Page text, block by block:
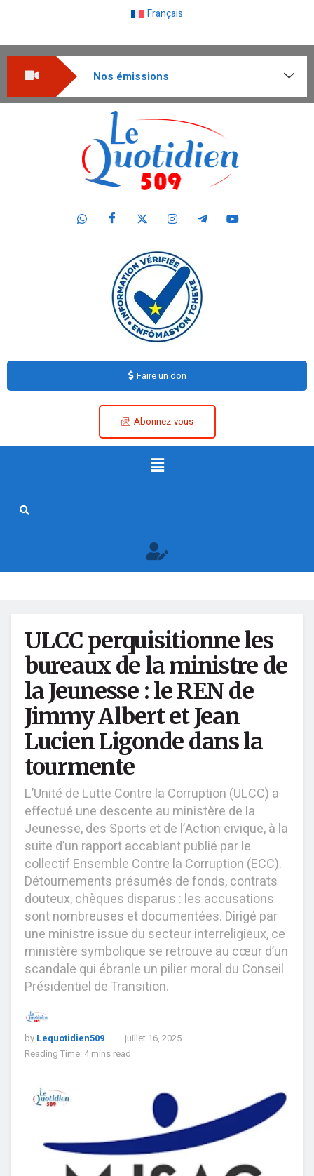
Français
Nos émissions
Faire un don
Abonnez-vous
ULCC perquisitionne les
bureaux de la ministre de
la Jeunesse : le REN de
Jimmy Albert et Jean
Lucien Ligonde dans la
tourmente
L’Unité de Lutte Contre la Corruption (ULCC) a
effectué une descente au ministère de la
Jeunesse, des Sports et de l’Action civique, à la
suite d’un rapport accablant publié par le
collectif Ensemble Contre la Corruption (ECC).
Détournements présumés de fonds, contrats
douteux, chèques disparus : les accusations
sont nombreuses et documentées. Dirigé par
une ministre issue du secteur interreligieux, ce
ministère symbolique se retrouve au cœur d’un
scandale qui ébranle un pilier moral du Conseil
Présidentiel de Transition.
by Lequotidien509
juillet 16, 2025
Reading Time: 4 mins read